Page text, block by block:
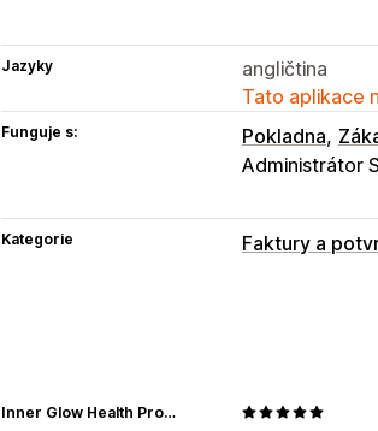
Jazyky
angličtina
Tato aplikace
Funguje s: Pokladna
Administrátor
Kategorie Faktury a
Inner Glow Health Products